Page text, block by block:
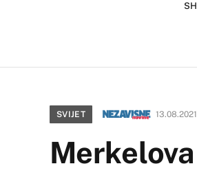
SVIJET 13.08.2021